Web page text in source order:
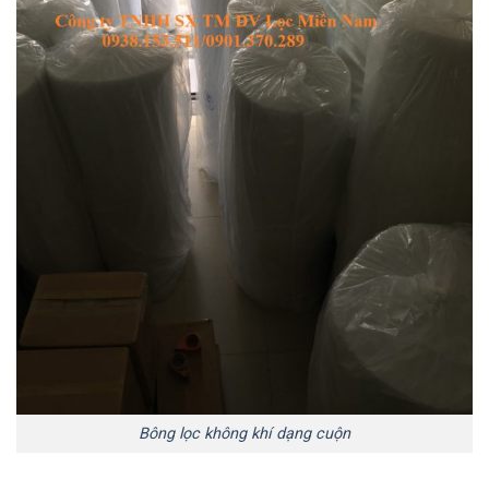
Bông lọc không khí dạng cuộn